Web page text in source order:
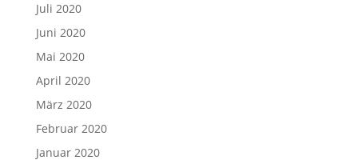
Juli 2020
Juni 2020
Mai 2020
April 2020
März 2020
Februar 2020
Januar 2020